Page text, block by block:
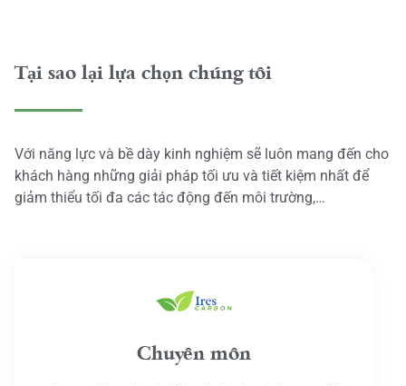
Tại sao lại lựa chọn chúng tôi
Với năng lực và bề dày kinh nghiệm sẽ luôn mang đến cho
khách hàng những giải pháp tối ưu và tiết kiệm nhất để
giảm thiểu tối đa các tác động đến môi trường,…
Chuyên môn